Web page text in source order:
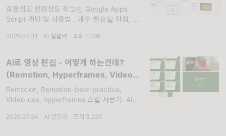
호환성도 안정성도 최고인 Google Apps
Script 개념 및 사용법 . 매주 월요일 아침, 똑
드 열고, 구글 시트 열고, 최신 숫자 복사해서
고... 저도 오랫동
2026.07.31 AI 일잘러 조회 1.39K
AI로 영상 편집 - 어떻게 하는건데?
(Remotion, Hyperframes, Video-
use 스킬 사용기)
Remotion, Remotion-best-practice,
Video-use, hyperframes 스킬 사용기. AI로
다. 과연 딸깍일까? 싶었는데 딸깍까지는 아니
2026.07.24 AI 일잘러 조회 3.22K